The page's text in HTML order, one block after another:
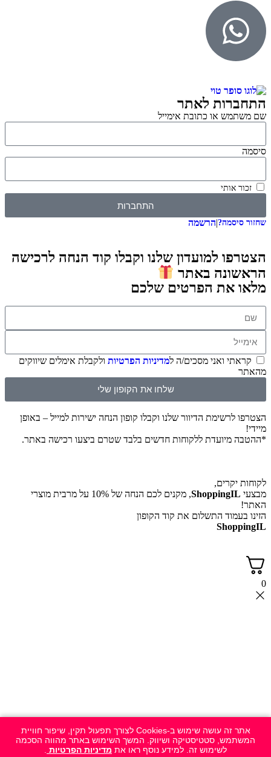
אתר זה עושה שימוש ב-Cookies לצורך תפעול תקין, שיפור חוויית
המשתמש, סטטיסטיקה ושיווק. המשך השימוש באתר מהווה הסכמה
לשימוש זה. למידע נוסף ראו את מדיניות הפרטיות
התחברות לאתר
שם משתמש או כתובת אימייל
סיסמה
זכור אותי
התחברות
שחזור סיסמה?|הרשמה
הצטרפו למועדון שלנו וקבלו קוד הנחה לרכישה
הראשונה באתר
מלאו את הפרטים שלכם
קראתי ואני מסכים/ה למדיניות הפרטיות ולקבלת אימלים שיווקים
מהאתר
שלחו את הקופון שלי
הצטרפו לרשימת הדיוור שלנו וקבלו קופון הנחה ישירות למייל – באופן
מיידי!
*ההטבה מיועדת ללקוחות חדשים בלבד שטרם ביצעו רכישה באתר.
לקוחות יקרים,
מבצעי ShoppingIL
, מקנים לכם הנחה של 10% על מרבית מוצרי
האתר!
הזינו בעמוד התשלום את קוד הקופון
ShoppingIL
0